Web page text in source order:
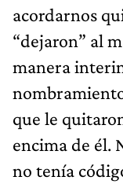
acordarnos
“dejaron” al
manera
que le
encima de él.
no tenía